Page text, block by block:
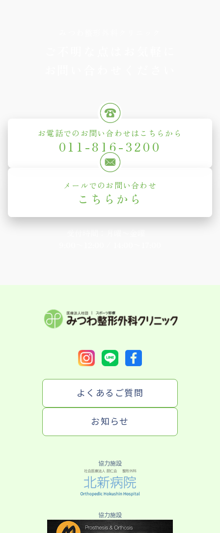
お電話でのお問い合わせはこちらから
011-816-3200
メールでのお問い合わせ
こちらから
よくあるご質問
お知らせ
協力施設
協力施設